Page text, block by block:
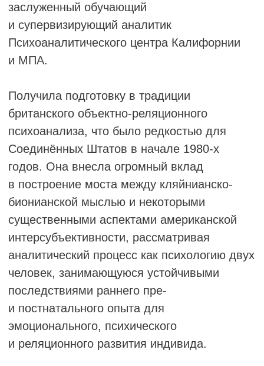
об интернализированном говорящем
объекте: психоаналитическая психотерапия
с детьми с задержкой речевого развития.
Journal of Child Psychotherapy, 48(3)
∙ Wolpe, E. (2020). Психоанализ
вопросов. Journal of Child Psychotherapy,
46(3)
∙ Wolpe, E. (2022). Намагниченные
внутренние объекты: цепляние, адгезивная
идентификация и ранние тревоги.